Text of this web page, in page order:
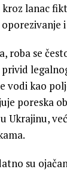
lanac
roba se
vodi kao
poreska
Ukrajinu,
su